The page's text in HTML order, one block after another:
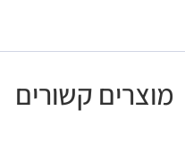
מוצרים קשורים